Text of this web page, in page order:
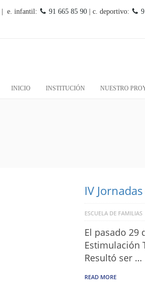
| e. infantil: 91 665 85 90 | c. deportivo:
INICIO INSTITUCIÓN NUESTRO
IV
ESCUELA DE FAMILIAS
El pasado 29
Estimulación
Resultó ser …
READ MORE